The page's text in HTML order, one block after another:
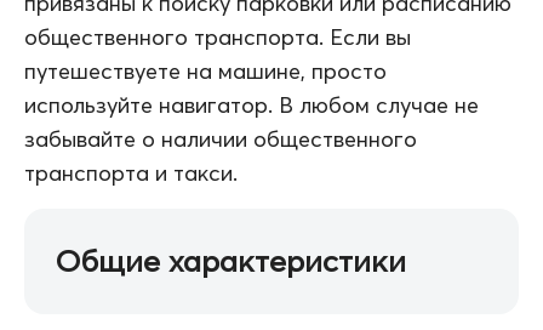
общественного транспорта. Если вы
путешествуете на машине, просто
используйте навигатор. В любом случае не
забывайте о наличии общественного
транспорта и такси.
Общие характеристики